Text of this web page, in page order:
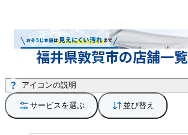
福井県敦賀市の店舗一覧
サービスを選ぶ 並び替え
アイコンの説明